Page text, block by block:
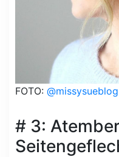
FOTO: @missysueblog
# 3: